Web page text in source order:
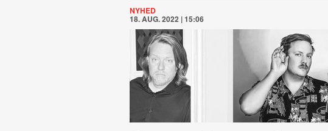
NYHED
18. AUG. 2022 | 15:06